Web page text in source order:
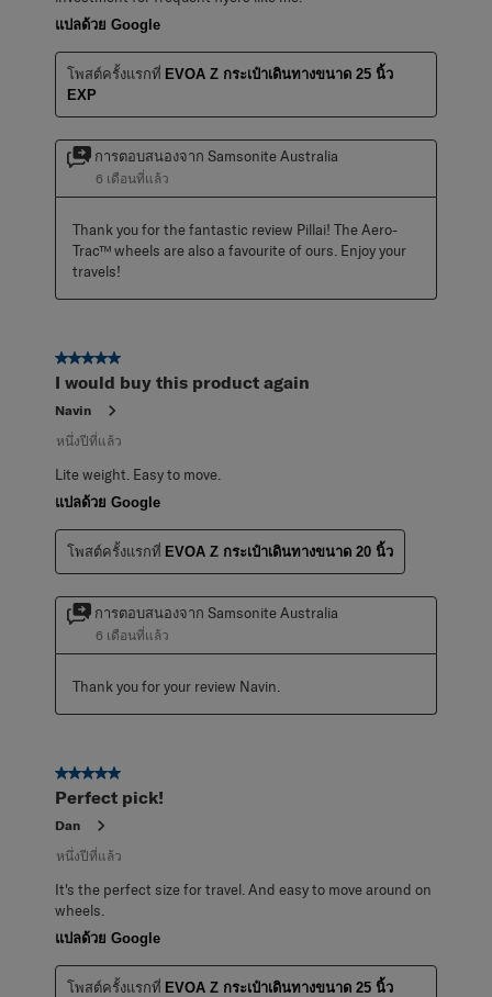
แปลด้วย Google
โพสต์ครั้งแรกที่ EVOA Z กระเป๋าเดินทางขนาด 25 นิ้ว
EXP
การตอบสนองจาก Samsonite Australia
6 เดือนที่แล้ว
Thank you for the fantastic review Pillai! The Aero-
Trac™ wheels are also a favourite of ours. Enjoy your
travels!
5 จาก 5 ดาว
I would buy this product again
Navin
หนึ่งปีที่แล้ว
Lite weight. Easy to move.
แปลด้วย Google
โพสต์ครั้งแรกที่ EVOA Z กระเป๋าเดินทางขนาด 20 นิ้ว
การตอบสนองจาก Samsonite Australia
6 เดือนที่แล้ว
Thank you for your review Navin.
5 จาก 5 ดาว
Perfect pick!
Dan
หนึ่งปีที่แล้ว
It's the perfect size for travel. And easy to move around on
wheels.
แปลด้วย Google
โพสต์ครั้งแรกที่ EVOA Z กระเป๋าเดินทางขนาด 25 นิ้ว